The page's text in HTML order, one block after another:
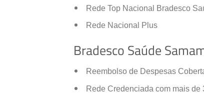
Rede Top Nacional Bradesco
Rede Nacional Plus
Bradesco Saúde
Reembolso de Despesas
Rede Credenciada com mais